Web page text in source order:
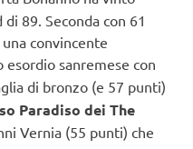
89. Seconda con 61
convincente
esordio sanremese con
di bronzo (e 57 punti)
Paradiso dei The
Vernia (55 punti) che